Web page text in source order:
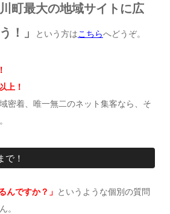
町最大の地域サイトに広
！」
という方はこちらへどうぞ。
上！
密着、唯一無二のネット集客なら、そ
で！
んですか？」 というような個別の質問
。